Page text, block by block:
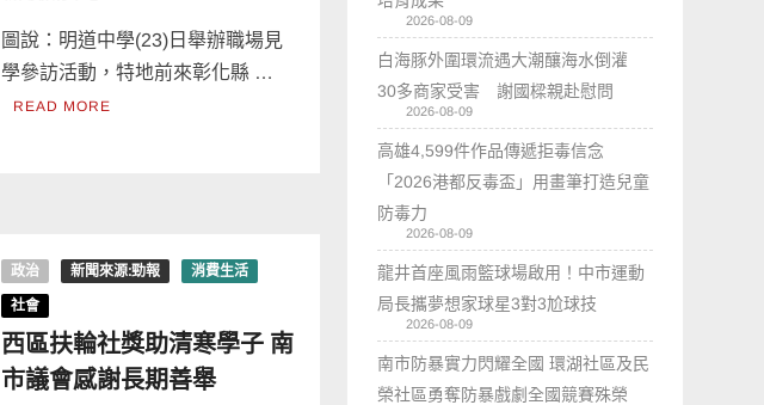
圖說：明道中學(23)日舉辦職場見
學參訪活動，特地前來彰化縣 …
READ MORE
政治 新聞來源:勁報 消費生活
社會
西區扶輪社獎助清寒學子 南
市議會感謝長期善舉
2026-08-09
白海豚外圍環流遇大潮釀海水倒灌
30多商家受害 謝國樑親赴慰問
2026-08-09
高雄4,599件作品傳遞拒毒信念
「2026港都反毒盃」用畫筆打造兒童
防毒力
2026-08-09
龍井首座風雨籃球場啟用！中市運動
局長攜夢想家球星3對3尬球技
2026-08-09
南市防暴實力閃耀全國 環湖社區及民
榮社區勇奪防暴戲劇全國競賽殊榮